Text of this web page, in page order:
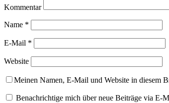
Kommentar
Name *
E-Mail *
Website
Meinen Namen, E-Mail und Website in diesem
Benachrichtige mich über neue Beiträge via E-